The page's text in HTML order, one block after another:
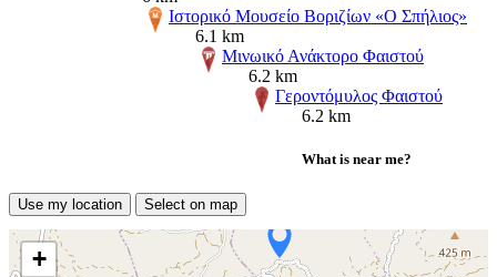
Ιστορικό Μουσείο Βοριζίων «Ο Σπήλιος»
6.1 km
Μινωικό Ανάκτορο Φαιστού
6.2 km
Γεροντόμυλος Φαιστού
6.2 km
What is near me?
Use my location Select on map
+